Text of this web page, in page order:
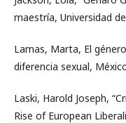
maestría, Universidad
Lamas, Marta, El
diferencia sexual,
Laski, Harold Joseph,
Rise of European